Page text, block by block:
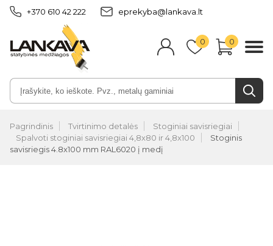
+370 610 42 222 eprekyba@lankava.lt
0 0
Pagrindinis Tvirtinimo detalės
Stoginiai savisriegiai
Spalvoti stoginiai savisriegiai 4,8x80 ir 4,8x100
Stoginis
savisriegis 4.8x100 mm RAL6020 į medį